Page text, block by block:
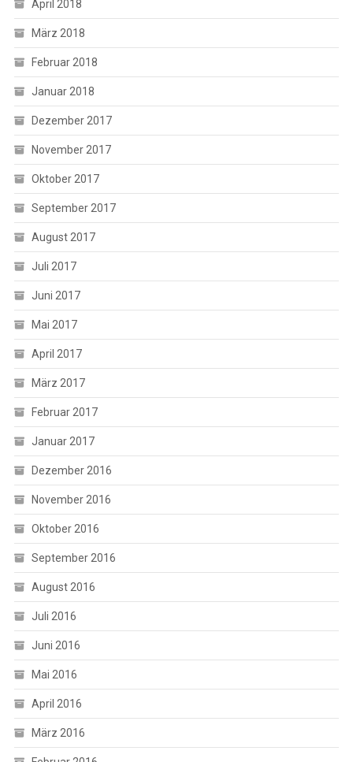
April 2018
März 2018
Februar 2018
Januar 2018
Dezember 2017
November 2017
Oktober 2017
September 2017
August 2017
Juli 2017
Juni 2017
Mai 2017
April 2017
März 2017
Februar 2017
Januar 2017
Dezember 2016
November 2016
Oktober 2016
September 2016
August 2016
Juli 2016
Juni 2016
Mai 2016
April 2016
März 2016